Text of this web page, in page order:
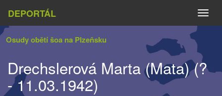
DEPORTÁL
Osudy obětí šoa na Plzeňsku
Drechslerová Marta (Mata) (?
- 11.03.1942)